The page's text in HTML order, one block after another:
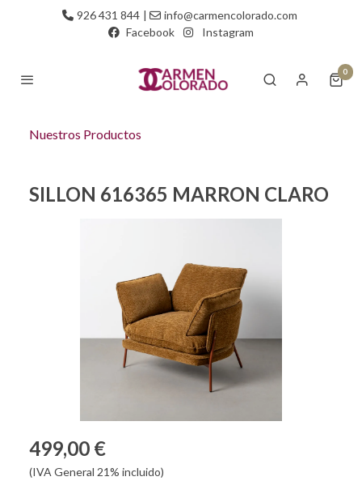
926 431 844 |
info@carmencolorado.com
Facebook
Instagram
0
Nuestros Productos
SILLON 616365 MARRON CLARO
499,00 €
(IVA General 21% incluido)